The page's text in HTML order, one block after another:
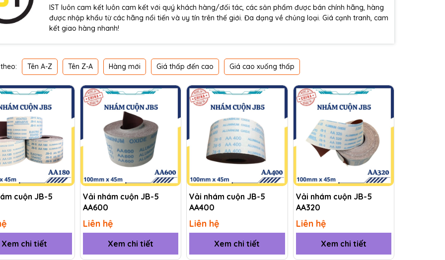
IST luôn cam kết luôn cam kết với quý khách hàng/đối tác, các sản phẩm được bán chính hãng, hàng
được nhập khẩu từ các hãng nổi tiến và uy tín trên thế giới. Đa dạng về chủng loại. Giá cạnh tranh, cam
kết giao hàng nhanh!
Tên A-Z Tên Z-A Hàng mới Giá thấp đến cao Giá cao xuống thấp
cuộn JB-5
Xem chi tiết
Vải nhám cuộn JB-5
AA600
Liên hệ
Xem chi tiết
Vải nhám cuộn JB-5
AA400
Liên hệ
Xem chi tiết
Vải nhám cuộn JB-5
AA320
Liên hệ
Xem chi tiết